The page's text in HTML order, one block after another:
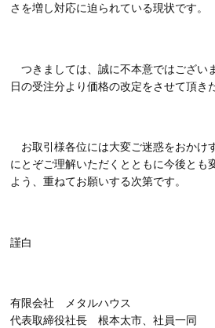
さを増し対応に迫られている現状です。
つきましては、誠に不本意ではござい
日の受注分より価格の改定をさせて頂き
お取引様各位には大変ご迷惑をおかけ
にとぞご理解いただくとともに今後とも
よう、重ねてお願いする次第です。
謹白
有限会社 メタルハウス
代表取締役社長 根本太市、社員一同